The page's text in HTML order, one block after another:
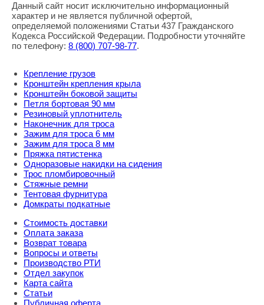
Данный сайт носит исключительно информационный
характер и не является публичной офертой,
определяемой положениями Статьи 437 Гражданского
Кодекса Российской Федерации. Подробности уточняйте
по телефону: 8 (800) 707-98-77.
Крепление грузов
Кронштейн крепления крыла
Кронштейн боковой защиты
Петля бортовая 90 мм
Резиновый уплотнитель
Наконечник для троса
Зажим для троса 6 мм
Зажим для троса 8 мм
Пряжка пятистенка
Одноразовые накидки на сидения
Трос пломбировочный
Стяжные ремни
Тентовая фурнитура
Домкраты подкатные
Стоимость доставки
Оплата заказа
Возврат товара
Вопросы и ответы
Производство РТИ
Отдел закупок
Карта сайта
Статьи